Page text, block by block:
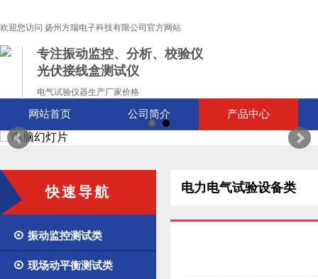
欢迎您访问 扬州方瑞电子科技有限公司官方网站
专注振动监控、分析、校验仪
光伏接线盒测试仪
电气试验仪器生产厂家价格
网站首页 公司简介 产品中心
快速导航
 振动监控测试类
 现场动平衡测试类
电力电气试验设备类